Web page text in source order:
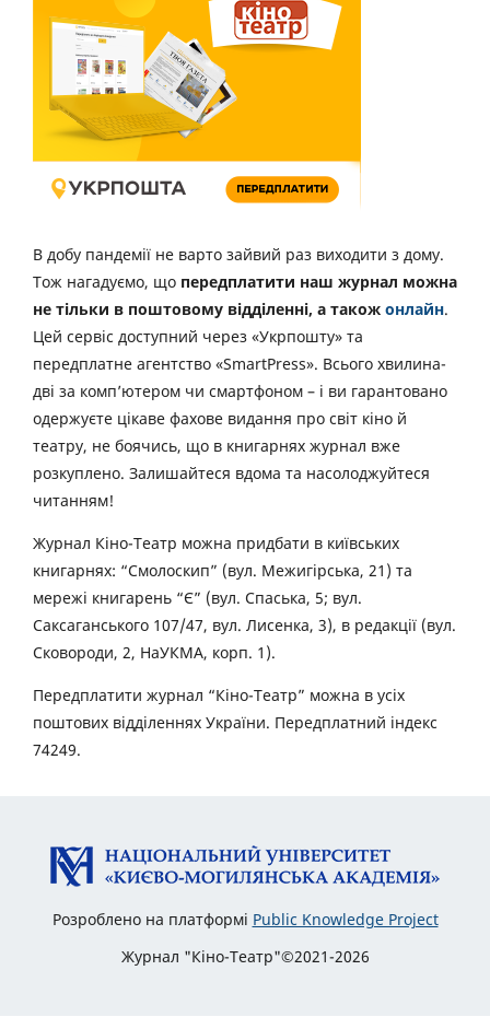
В добу пандемії не варто зайвий раз виходити з дому.
Тож нагадуємо, що передплатити наш журнал можна
не тільки в поштовому відділенні, а також онлайн.
Цей сервіс доступний через «Укрпошту» та
передплатне агентство «SmartPress». Всього хвилина-
дві за комп’ютером чи смартфоном – і ви гарантовано
одержуєте цікаве фахове видання про світ кіно й
театру, не боячись, що в книгарнях журнал вже
розкуплено. Залишайтеся вдома та насолоджуйтеся
читанням!
Журнал Кіно-Театр можна придбати в київських
книгарнях: “Смолоскип” (вул. Межигірська, 21) та
мережі книгарень “Є” (вул. Спаська, 5; вул.
Саксаганського 107/47, вул. Лисенка, 3), в редакції (вул.
Сковороди, 2, НаУКМА, корп. 1).
Передплатити журнал “Кіно-Театр” можна в усіх
поштових відділеннях України. Передплатний індекс
74249.
Розроблено на платформі Public Knowledge Project
Журнал "Кіно-Театр"©2021-2026